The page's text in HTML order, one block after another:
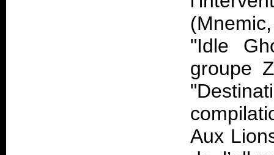
"Idle
groupe
Aux